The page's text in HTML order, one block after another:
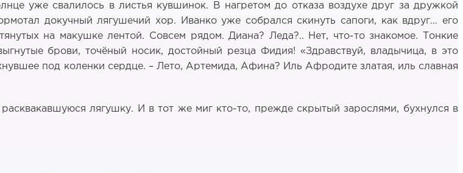
уже свалилось в листья кувшинок. В нагретом до отказа воздухе друг за дружкой
докучный лягушечий хор. Иванко уже собрался скинуть сапоги, как вдруг… его
на макушке лентой. Совсем рядом. Диана? Леда?.. Нет, что-то знакомое. Тонкие
брови, точёный носик, достойный резца Фидия! «Здравствуй, владычица, в это
под коленки сердце. – Лето, Артемида, Афина? Иль Афродите златая, иль славная
лягушку. И в тот же миг кто-то, прежде скрытый зарослями, бухнулся в